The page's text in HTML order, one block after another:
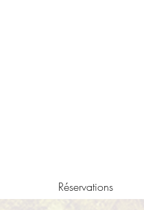
Réservations